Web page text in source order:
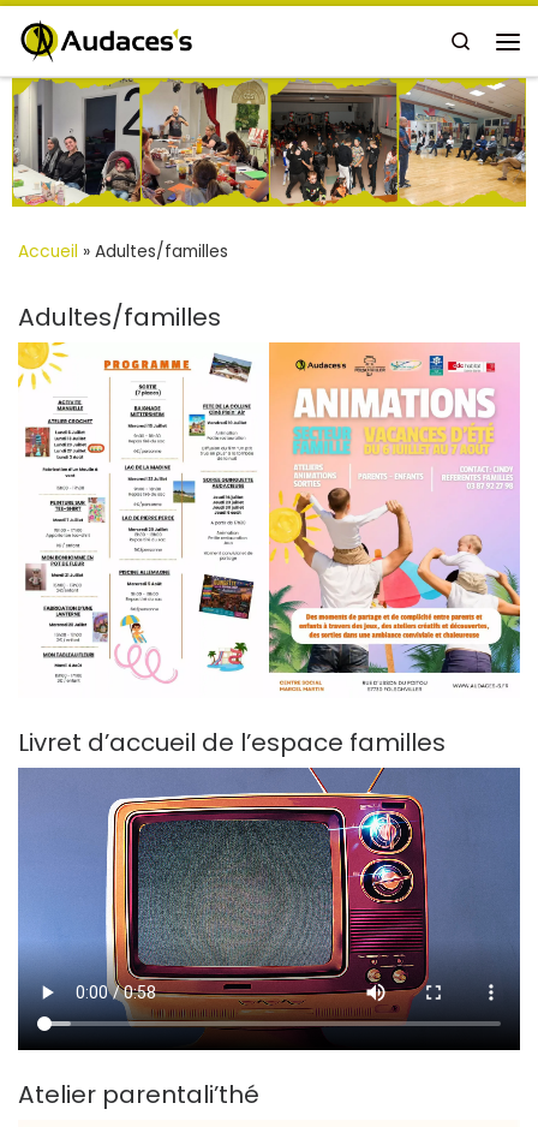
Passer au contenu
Search
Accueil » Adultes/familles
Adultes/familles
Livret d’accueil de l’espace familles
Atelier parentali’thé